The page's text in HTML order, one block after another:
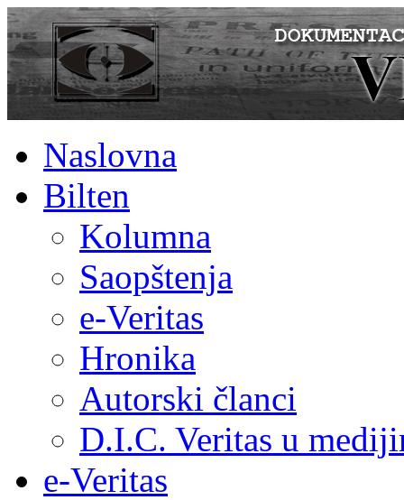
Naslovna
Bilten
Kolumna
Saopštenja
e-Veritas
Hronika
Autorski članci
D.I.C. Veritas u
e-Veritas